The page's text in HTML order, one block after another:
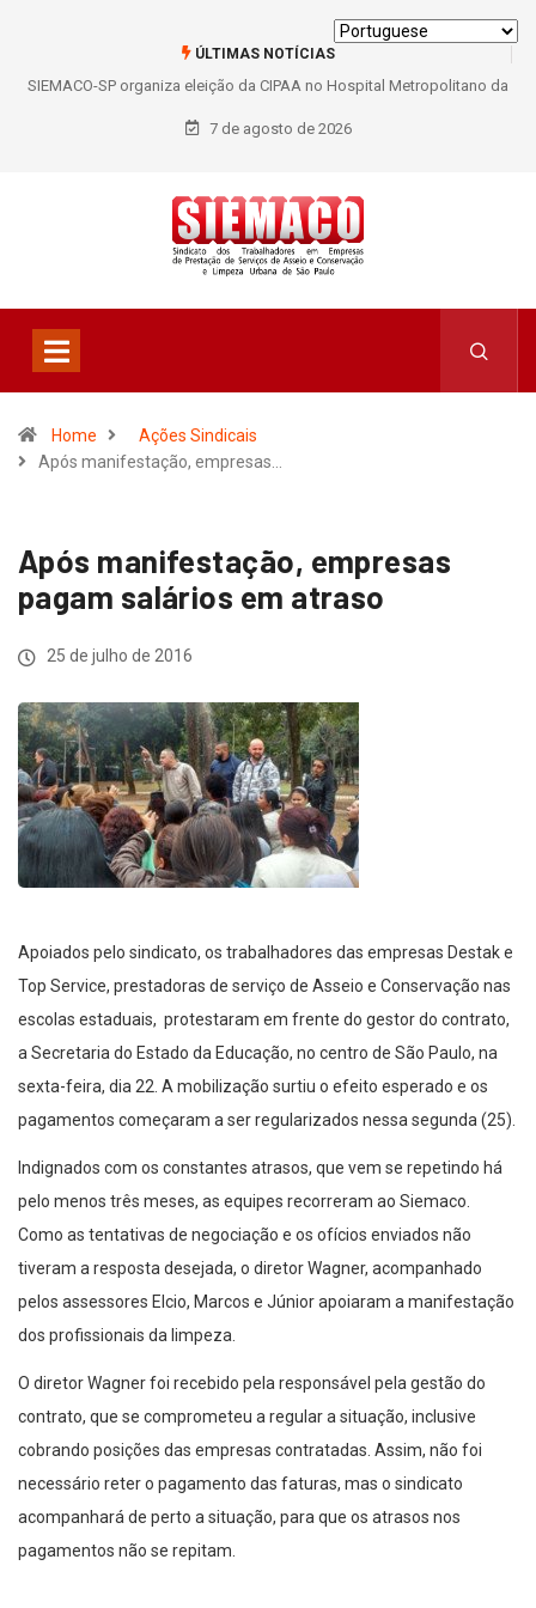
ÚLTIMAS NOTÍCIAS
SIEMACO-SP organiza eleição da CIPAA no Hospital Metropolitano da
Lapa e fortalece participação dos trabalhadores
7 de agosto de 2026
Home
Ações Sindicais
Após manifestação, empresas…
Após manifestação, empresas
pagam salários em atraso
25 de julho de 2016
Apoiados pelo sindicato, os trabalhadores das empresas Destak e
Top Service, prestadoras de serviço de Asseio e Conservação nas
escolas estaduais, protestaram em frente do gestor do contrato,
a Secretaria do Estado da Educação, no centro de São Paulo, na
sexta-feira, dia 22. A mobilização surtiu o efeito esperado e os
pagamentos começaram a ser regularizados nessa segunda (25).
Indignados com os constantes atrasos, que vem se repetindo há
pelo menos três meses, as equipes recorreram ao Siemaco.
Como as tentativas de negociação e os ofícios enviados não
tiveram a resposta desejada, o diretor Wagner, acompanhado
pelos assessores Elcio, Marcos e Júnior apoiaram a manifestação
dos profissionais da limpeza.
O diretor Wagner foi recebido pela responsável pela gestão do
contrato, que se comprometeu a regular a situação, inclusive
cobrando posições das empresas contratadas. Assim, não foi
necessário reter o pagamento das faturas, mas o sindicato
acompanhará de perto a situação, para que os atrasos nos
pagamentos não se repitam.